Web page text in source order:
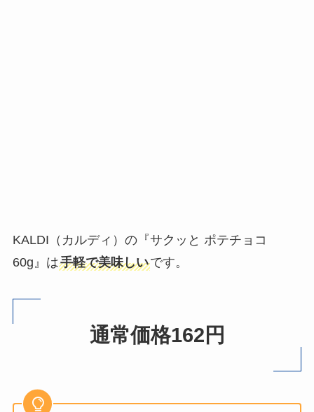
KALDI（カルディ）の『サクッと ポテチョコ
60g』は手軽で美味しいです。
通常価格162円